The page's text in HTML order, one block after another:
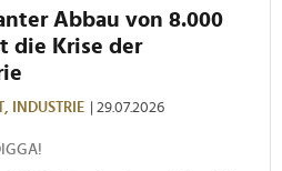
Abbau von 8.000
die Krise der
INDUSTRIE | 29.07.2026